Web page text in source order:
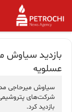
بازدید سیاوش
عسلویه
سیاوش میرحاجی
شرکت‌های
بازدید کرد.